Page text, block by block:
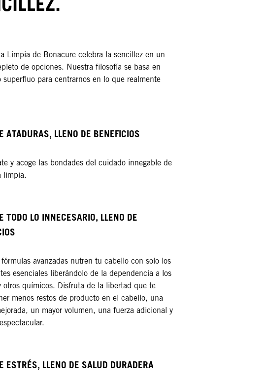
Limpia de Bonacure celebra la sencillez en un
de opciones. Nuestra filosofía se basa en
superfluo para centrarnos en lo que realmente
ATADURAS, LLENO DE BENEFICIOS​
y acoge las bondades del cuidado innegable de
limpia.​
TODO LO INNECESARIO, LLENO DE
avanzadas nutren tu cabello con solo los
esenciales liberándolo de la dependencia a los
otros químicos. Disfruta de la libertad que te
menos restos de producto en el cabello, una
un mayor volumen, una fuerza adicional y
ESTRÉS, LLENO DE SALUD DURADERA